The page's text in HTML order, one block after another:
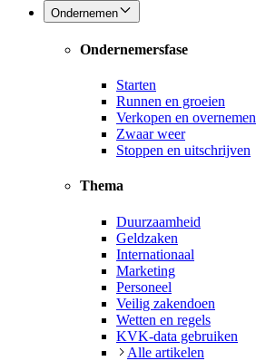
Ondernemen
Ondernemersfase
Starten
Runnen en groeien
Verkopen en overnemen
Zwaar weer
Stoppen en uitschrijven
Thema
Duurzaamheid
Geldzaken
Internationaal
Marketing
Personeel
Veilig zakendoen
Wetten en regels
KVK-data gebruiken
Alle artikelen